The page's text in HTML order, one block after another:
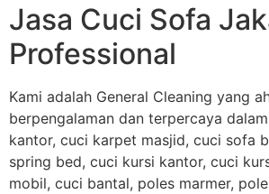
Jasa Cuci Sofa
Professional
Kami adalah General Cleaning yang
berpengalaman dan terpercaya
kantor, cuci karpet masjid, cuci sofa
spring bed, cuci kursi kantor, cuci
mobil, cuci bantal, poles marmer,